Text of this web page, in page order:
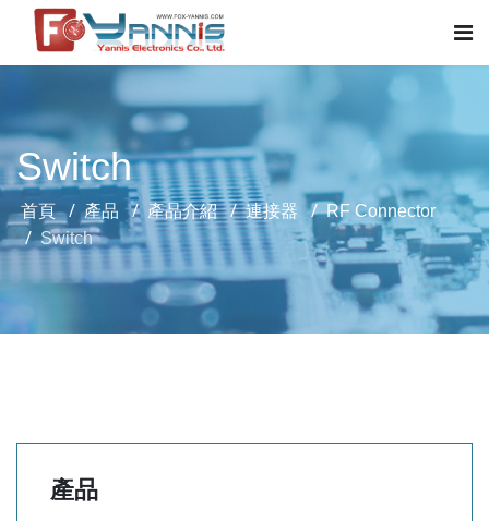
Switch
首頁 產品 產品介紹 連接器
RF Connector
Switch
產品